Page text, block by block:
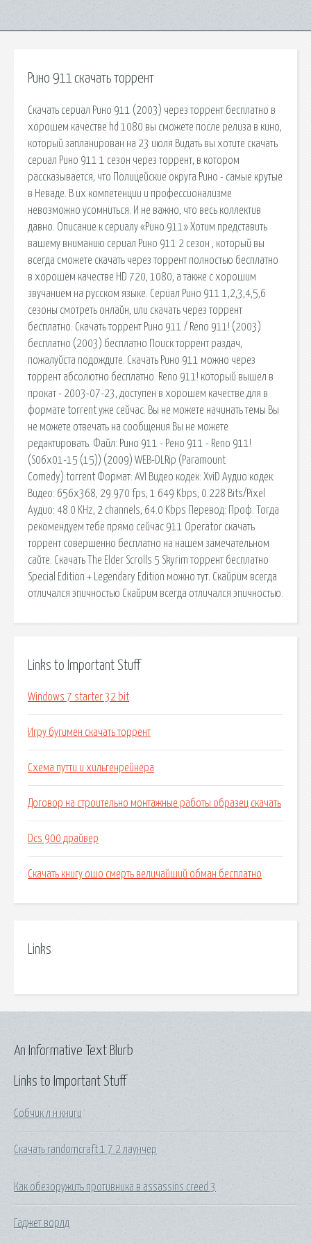
Рино 911 скачать торрент
Скачать сериал Рино 911 (2003) через торрент бесплатно в
хорошем качестве hd 1080 вы сможете после релиза в кино,
который запланирован на 23 июля Видать вы хотите скачать
сериал Рино 911 1 сезон через торрент, в котором
рассказывается, что Полицейские округа Рино - самые крутые
в Неваде. В их компетенции и профессионализме
невозможно усомниться. И не важно, что весь коллектив
давно. Описание к сериалу «Рино 911» Хотим представить
вашему вниманию сериал Рино 911 2 сезон , который вы
всегда сможете скачать через торрент полностью бесплатно
в хорошем качестве HD 720, 1080, а также с хорошим
звучанием на русском языке. Сериал Рино 911 1,2,3,4,5,6
сезоны смотреть онлайн, или скачать через торрент
бесплатно. Скачать торрент Рино 911 / Reno 911! (2003)
бесплатно (2003) бесплатно Поиск торрент раздач,
пожалуйста подождите. Скачать Рино 911 можно через
торрент абсолютно бесплатно. Reno 911! который вышел в
прокат - 2003-07-23, доступен в хорошем качестве для в
формате torrent уже сейчас. Вы не можете начинать темы Вы
не можете отвечать на сообщения Вы не можете
редактировать. Файл: Рино 911 - Рено 911 - Reno 911!
(S06x01-15 (15)) (2009) WEB-DLRip (Paramount
Comedy).torrent Формат: AVI Видео кодек: XviD Аудио кодек:
Видео: 656x368, 29.970 fps, 1 649 Kbps, 0.228 Bits/Pixel
Аудио: 48.0 KHz, 2 channels, 64.0 Kbps Перевод: Проф. Тогда
рекомендуем тебе прямо сейчас 911 Operator скачать
торрент совершенно бесплатно на нашем замечательном
сайте. Скачать The Elder Scrolls 5 Skyrim торрент бесплатно
Special Edition + Legendary Edition можно тут. Скайрим всегда
отличался эпичностью Скайрим всегда отличался эпичностью.
Links to Important Stuff
Windows 7 starter 32 bit
Игру бугимен скачать торрент
Схема путти и хильгенрейнера
Договор на строительно монтажные работы образец скачать
Dcs 900 драйвер
Скачать книгу ошо смерть величайший обман бесплатно
Links
Links to Important Stuff
Собчик л н книги
Скачать randomcraft 1 7 2 лаунчер
Как обезоружить противника в assassins creed 3
Гаджет ворлд
An Informative Text Blurb